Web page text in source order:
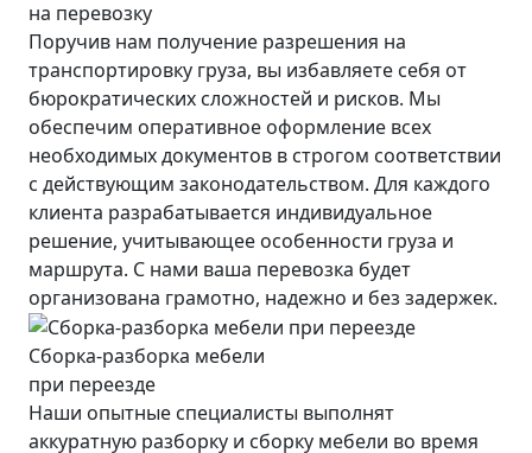
на перевозку
Поручив нам получение разрешения на
транспортировку груза, вы избавляете себя от
бюрократических сложностей и рисков. Мы
обеспечим оперативное оформление всех
необходимых документов в строгом соответствии
с действующим законодательством. Для каждого
клиента разрабатывается индивидуальное
решение, учитывающее особенности груза и
маршрута. С нами ваша перевозка будет
организована грамотно, надежно и без задержек.
Сборка-разборка мебели
при переезде
Наши опытные специалисты выполнят
аккуратную разборку и сборку мебели во время